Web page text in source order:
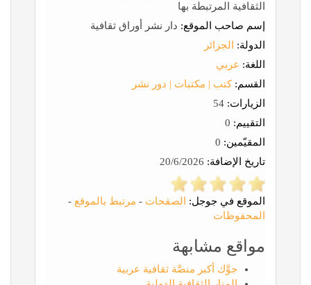
الثقافية المرتبطة بها
إسم صاحب الموقع: دار نشر أوراق ثقافية
الدولة:
الجزائر
اللغة: عربي
القسم: كتب | مكتبات | دور نشر
الزيارات:
التقييم:
المقيّمين:
تاريخ الإضافة:
الموقع في جوجل: الصفحات - مرتبط بالموقع -
المحفوظات
مواقع مشابهة
جوَّك أكبر منصَّة ثقافية عربية